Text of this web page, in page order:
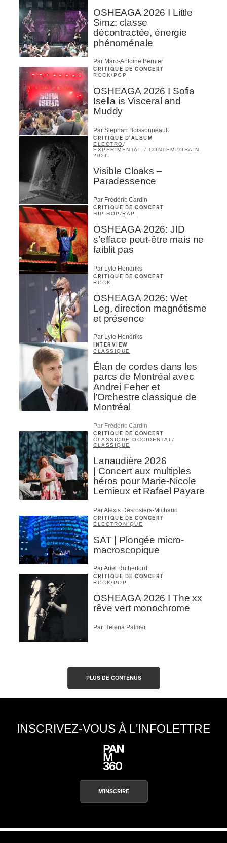
OSHEAGA 2026 I Little
Simz: classe
décontractée, énergie
phénoménale
Par Marc-Antoine Bernier
CRITIQUE DE CONCERT
ROCK/POP
OSHEAGA 2026 I Sofia
Isella is Visceral and
Muddy
Par Stephan Boissonneault
CRITIQUE D'ALBUM
ÉLECTRO/
EXPÉRIMENTAL / CONTEMPORAIN
2026
Visible Cloaks –
Paradessence
Par Frédéric Cardin
CRITIQUE DE CONCERT
HIP-HOP /RAP
OSHEAGA 2026: JID
s’efface peut-être mais ne
faiblit pas
Par Lyle Hendriks
CRITIQUE DE CONCERT
ROCK
OSHEAGA 2026: Wet
Leg, direction magnétisme
et présence
Par Lyle Hendriks
INTERVIEW
CLASSIQUE
Élan de cordes dans les
parcs de Montréal avec
Andrei Feher et
l’Orchestre classique de
Montréal
Par Frédéric Cardin
CRITIQUE DE CONCERT
CLASSIQUE OCCIDENTAL/
CLASSIQUE
Lanaudière 2026
| Concert aux multiples
héros pour Marie-Nicole
Lemieux et Rafael Payare
Par Alexis Desrosiers-Michaud
CRITIQUE DE CONCERT
ÉLECTRONIQUE
SAT | Plongée micro-
macroscopique
Par Ariel Rutherford
CRITIQUE DE CONCERT
ROCK/POP
OSHEAGA 2026 I The xx
rêve vert monochrome
Par Helena Palmer
PLUS DE CONTENUS
INSCRIVEZ-VOUS À L'INFOLETTRE
M'INSCRIRE